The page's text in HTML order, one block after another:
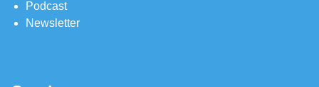
Podcast
Newsletter